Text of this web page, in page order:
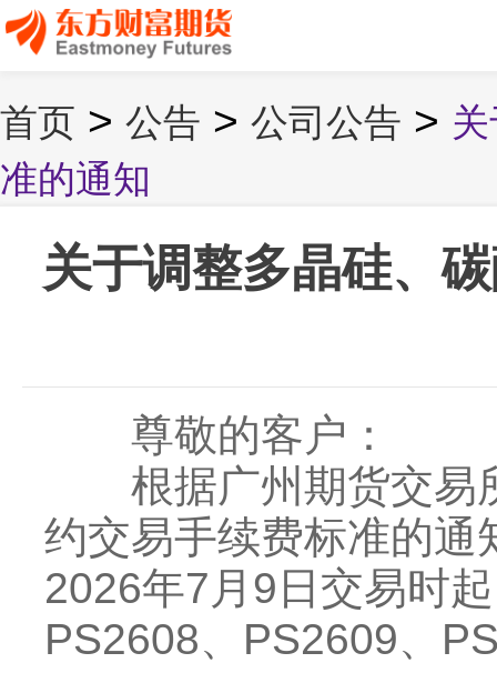
首页 > 公告 > 公司公告 >
准的通知
关于调整多晶硅、
尊敬的客户：
根据广州期货交易
约交易手续费标准的
2026年7月9日交易时
PS2608、PS2609、